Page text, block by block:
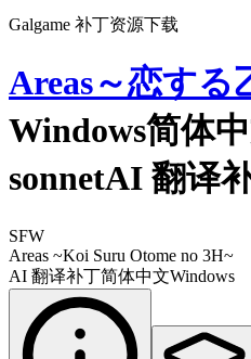
Galgame 补丁资源下载
Areas～恋する
Windows简体
sonnetAI 翻译
SFW
Areas ~Koi Suru Otome no 3H~
AI 翻译补丁简体中文Windows